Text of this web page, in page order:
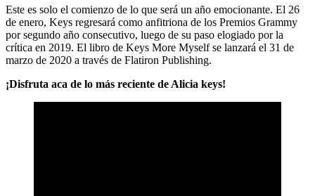
Este es solo el comienzo de lo que será un año emocionante. El 26
de enero, Keys regresará como anfitriona de los Premios Grammy
por segundo año consecutivo, luego de su paso elogiado por la
crítica en 2019. El libro de Keys More Myself se lanzará el 31 de
marzo de 2020 a través de Flatiron Publishing.
¡Disfruta aca de lo más reciente de Alicia keys!